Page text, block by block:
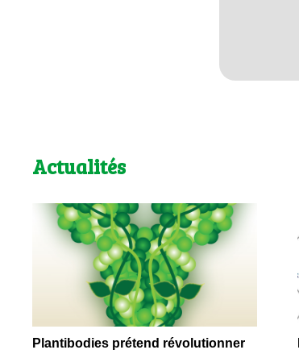
Actualités
Plantibodies prétend révolutionner